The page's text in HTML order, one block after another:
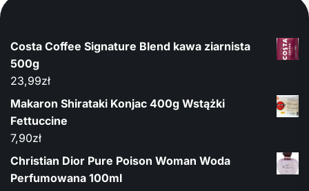
Costa Coffee Signature Blend kawa ziarnista
500g
23,99zł
Makaron Shirataki Konjac 400g Wstążki
Fettuccine
7,90zł
Christian Dior Pure Poison Woman Woda
Perfumowana 100ml